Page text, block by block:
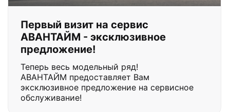
Первый визит на сервис
АВАНТАЙМ - эксклюзивное
предложение!
Теперь весь модельный ряд!
АВАНТАЙМ предоставляет Вам
эксклюзивное предложение на сервисное
обслуживание!